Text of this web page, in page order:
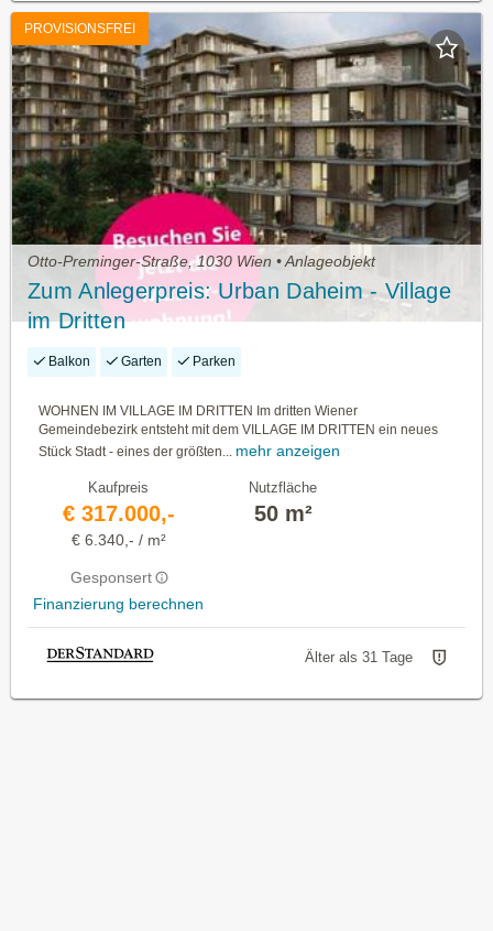
PROVISIONSFREI
Otto-Preminger-Straße, 1030 Wien • Anlageobjekt
Zum Anlegerpreis: Urban Daheim - Village
im Dritten
Balkon Garten Parken
WOHNEN IM VILLAGE IM DRITTEN Im dritten Wiener
Gemeindebezirk entsteht mit dem VILLAGE IM DRITTEN ein neues
Stück Stadt - eines der größten... mehr anzeigen
Kaufpreis
€ 317.000,-
€ 6.340,- / m²
Gesponsert
Finanzierung berechnen
Nutzfläche
50 m²
Älter als 31 Tage